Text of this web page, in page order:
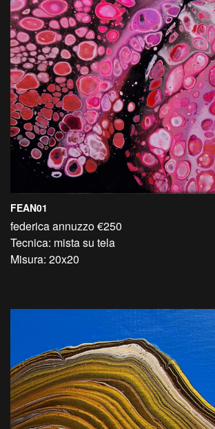
FEAN01
federica annuzzo €250
Tecnica: mista su tela
Misura: 20x20